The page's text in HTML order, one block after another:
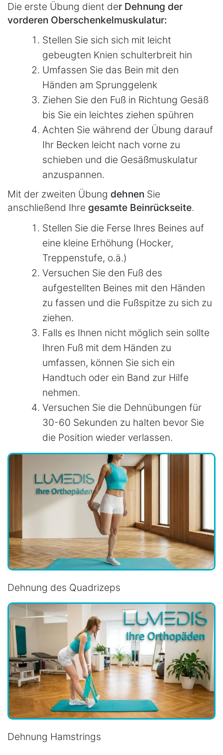
Die erste Übung dient der Dehnung der
vorderen Oberschenkelmuskulatur:
Stellen Sie sich sich mit leicht
gebeugten Knien schulterbreit hin
Umfassen Sie das Bein mit den
Händen am Sprunggelenk
Ziehen Sie den Fuß in Richtung Gesäß
bis Sie ein leichtes ziehen spühren
Achten Sie während der Übung darauf
Ihr Becken leicht nach vorne zu
schieben und die Gesäßmuskulatur
anzuspannen.
Mit der zweiten Übung dehnen Sie
anschließend Ihre gesamte Beinrückseite.
Stellen Sie die Ferse Ihres Beines auf
eine kleine Erhöhung (Hocker,
Treppenstufe, o.ä.)
Versuchen Sie den Fuß des
aufgestellten Beines mit den Händen
zu fassen und die Fußspitze zu sich zu
ziehen.
Falls es Ihnen nicht möglich sein sollte
Ihren Fuß mit dem Händen zu
umfassen, können Sie sich ein
Handtuch oder ein Band zur Hilfe
nehmen.
Versuchen Sie die Dehnübungen für
30-60 Sekunden zu halten bevor Sie
die Position wieder verlassen.
Dehnung des Quadrizeps
Dehnung Hamstrings